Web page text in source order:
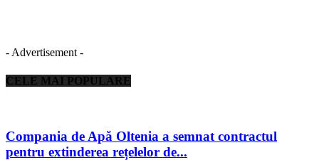
- Advertisement -
CELE MAI POPULARE
Compania de Apă Oltenia a semnat contractul
pentru extinderea rețelelor de...